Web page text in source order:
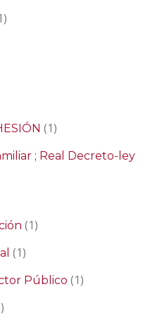
(1)
; Real Decreto-ley
(1)
(1)
Público (1)